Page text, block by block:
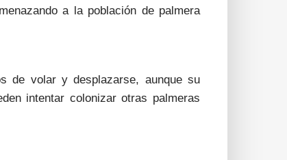
a la población de palmera
de volar y desplazarse, aunque su
intentar colonizar otras palmeras